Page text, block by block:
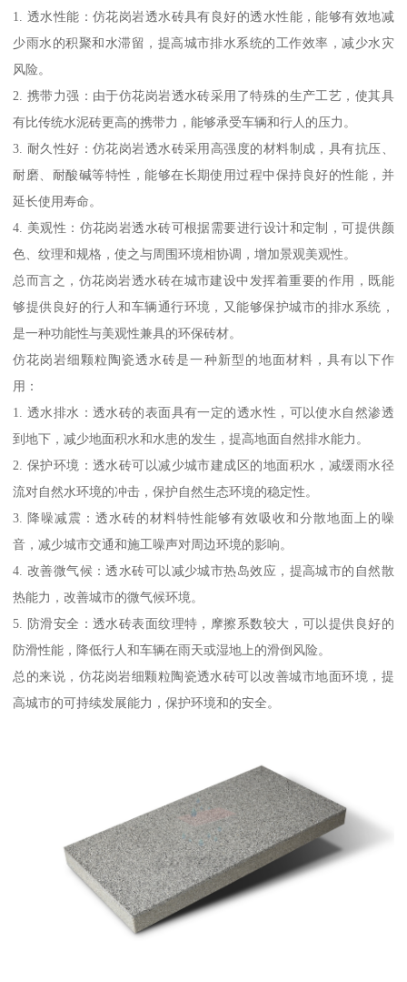
1. 透水性能：仿花岗岩透水砖具有良好的透水性能，能够有效地减
少雨水的积聚和水滞留，提高城市排水系统的工作效率，减少水灾
风险。
2. 携带力强：由于仿花岗岩透水砖采用了特殊的生产工艺，使其具
有比传统水泥砖更高的携带力，能够承受车辆和行人的压力。
3. 耐久性好：仿花岗岩透水砖采用高强度的材料制成，具有抗压、
耐磨、耐酸碱等特性，能够在长期使用过程中保持良好的性能，并
延长使用寿命。
4. 美观性：仿花岗岩透水砖可根据需要进行设计和定制，可提供颜
色、纹理和规格，使之与周围环境相协调，增加景观美观性。
总而言之，仿花岗岩透水砖在城市建设中发挥着重要的作用，既能
够提供良好的行人和车辆通行环境，又能够保护城市的排水系统，
是一种功能性与美观性兼具的环保砖材。
仿花岗岩细颗粒陶瓷透水砖是一种新型的地面材料，具有以下作
用：
1. 透水排水：透水砖的表面具有一定的透水性，可以使水自然渗透
到地下，减少地面积水和水患的发生，提高地面自然排水能力。
2. 保护环境：透水砖可以减少城市建成区的地面积水，减缓雨水径
流对自然水环境的冲击，保护自然生态环境的稳定性。
3. 降噪减震：透水砖的材料特性能够有效吸收和分散地面上的噪
音，减少城市交通和施工噪声对周边环境的影响。
4. 改善微气候：透水砖可以减少城市热岛效应，提高城市的自然散
热能力，改善城市的微气候环境。
5. 防滑安全：透水砖表面纹理特，摩擦系数较大，可以提供良好的
防滑性能，降低行人和车辆在雨天或湿地上的滑倒风险。
总的来说，仿花岗岩细颗粒陶瓷透水砖可以改善城市地面环境，提
高城市的可持续发展能力，保护环境和的安全。